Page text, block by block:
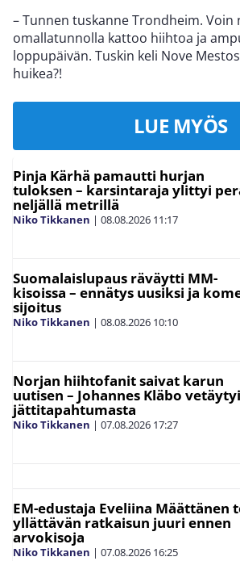
– Tunnen tuskanne Trondheim. Voin
omallatunnolla kattoo hiihtoa ja
loppupäivän. Tuskin keli Nove
huikea?!
LUE MYÖS
Pinja Kärhä pamautti hurjan
tuloksen – karsintaraja ylittyi
neljällä metrillä
Niko Tikkanen | 08.08.2026 11:17
Suomalaislupaus räväytti MM-
kisoissa – ennätys uusiksi ja
sijoitus
Niko Tikkanen | 08.08.2026 10:10
Norjan hiihtofanit saivat karun
uutisen – Johannes Kläbo vetäytyi
jättitapahtumasta
Niko Tikkanen | 07.08.2026 17:27
EM-edustaja Eveliina Määttänen
yllättävän ratkaisun juuri ennen
arvokisoja
Niko Tikkanen | 07.08.2026 16:25